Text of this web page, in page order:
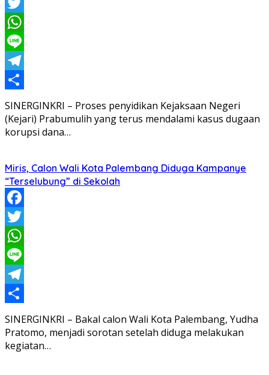
Facebook
Twitter
WhatsApp
Line
Telegram
Share
SINERGINKRI – Proses penyidikan Kejaksaan Negeri
(Kejari) Prabumulih yang terus mendalami kasus dugaan
korupsi dana…
Miris, Calon Wali Kota Palembang Diduga Kampanye
“Terselubung” di Sekolah
Facebook
Twitter
WhatsApp
Line
Telegram
Share
SINERGINKRI – Bakal calon Wali Kota Palembang, Yudha
Pratomo, menjadi sorotan setelah diduga melakukan
kegiatan…